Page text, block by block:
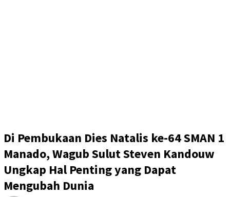
Di Pembukaan Dies Natalis ke-64 SMAN 1
Manado, Wagub Sulut Steven Kandouw
Ungkap Hal Penting yang Dapat
Mengubah Dunia